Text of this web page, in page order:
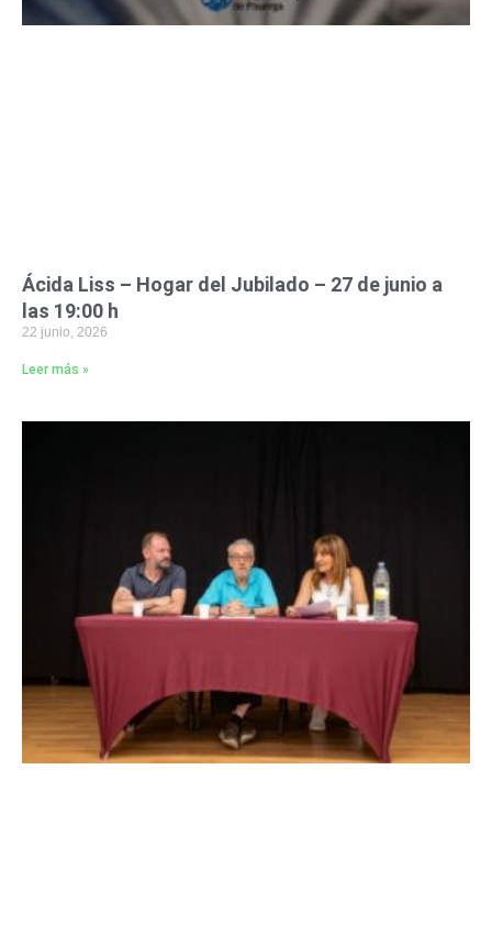
Ácida Liss – Hogar del Jubilado – 27 de junio a
las 19:00 h
22 junio, 2026
Leer más »